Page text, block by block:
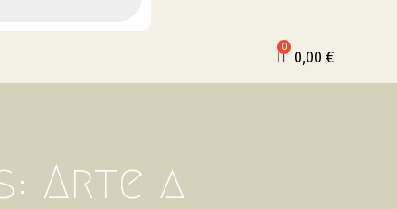
0,00 €
Arte a